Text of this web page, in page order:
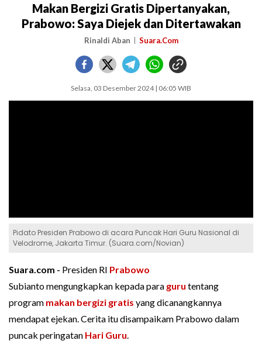
Makan Bergizi Gratis Dipertanyakan,
Prabowo: Saya Diejek dan Ditertawakan
Rinaldi Aban Suara.Com
Selasa, 03 Desember 2024 | 06:05 WIB
Pidato Presiden Prabowo di acara Puncak Hari Guru Nasional di
Velodrome, Jakarta Timur. (Suara.com/Novian)
Suara.com - Presiden RI Prabowo
Subianto mengungkapkan kepada para guru tentang
program makan bergizi gratis yang dicanangkannya
mendapat ejekan. Cerita itu disampaikam Prabowo dalam
puncak peringatan Hari Guru.